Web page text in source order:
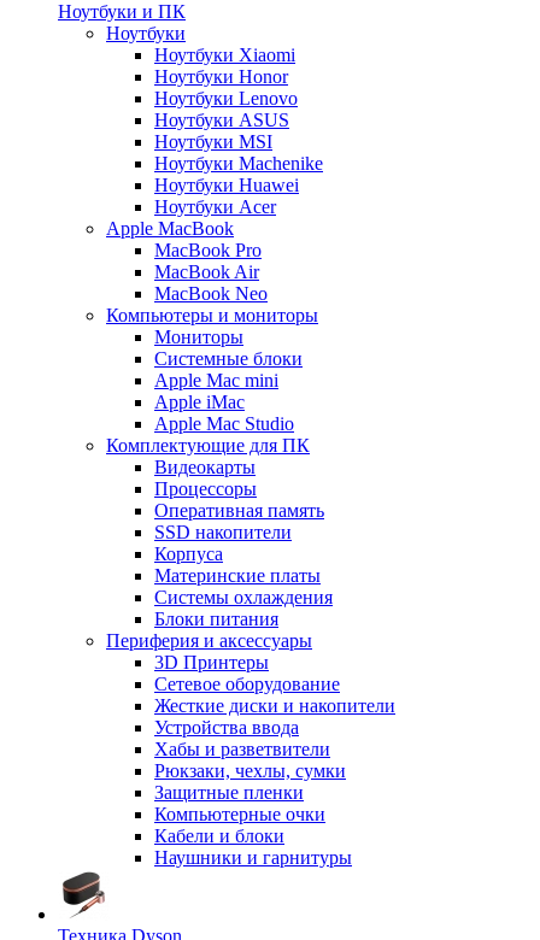
Ноутбуки и ПК
Ноутбуки
Ноутбуки Xiaomi
Ноутбуки Honor
Ноутбуки Lenovo
Ноутбуки ASUS
Ноутбуки MSI
Ноутбуки Machenike
Ноутбуки Huawei
Ноутбуки Acer
Apple MacBook
MacBook Pro
MacBook Air
MacBook Neo
Компьютеры и мониторы
Мониторы
Системные блоки
Apple Mac mini
Apple iMac
Apple Mac Studio
Комплектующие для ПК
Видеокарты
Процессоры
Оперативная память
SSD накопители
Корпуса
Материнские платы
Системы охлаждения
Блоки питания
Периферия и аксессуары
3D Принтеры
Сетевое оборудование
Жесткие диски и накопители
Устройства ввода
Хабы и разветвители
Рюкзаки, чехлы, сумки
Защитные пленки
Компьютерные очки
Кабели и блоки
Наушники и гарнитуры
Техника Dyson